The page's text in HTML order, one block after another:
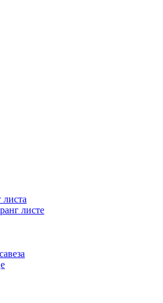
листа
листе